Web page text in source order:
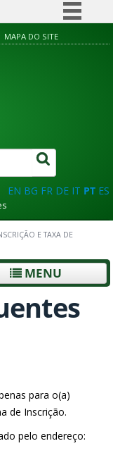
Simplifique!
Canais
MAPA DO SITE
EN BG FR DE IT PT ES
E TAXA DE
MENU
para o(a)
de Inscrição.
pelo endereço: